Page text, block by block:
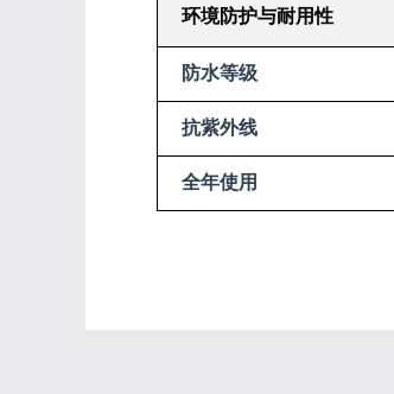
环境防护与耐用性
防水等级
抗紫外线
全年使用